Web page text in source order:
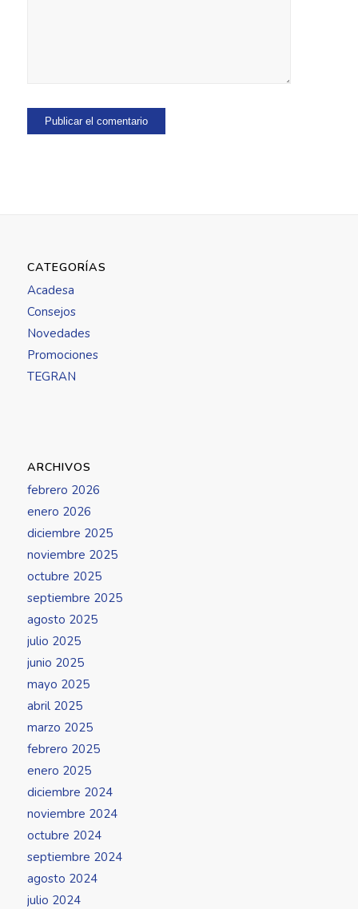
CATEGORÍAS
Acadesa
Consejos
Novedades
Promociones
TEGRAN
ARCHIVOS
febrero 2026
enero 2026
diciembre 2025
noviembre 2025
octubre 2025
septiembre 2025
agosto 2025
julio 2025
junio 2025
mayo 2025
abril 2025
marzo 2025
febrero 2025
enero 2025
diciembre 2024
noviembre 2024
octubre 2024
septiembre 2024
agosto 2024
julio 2024